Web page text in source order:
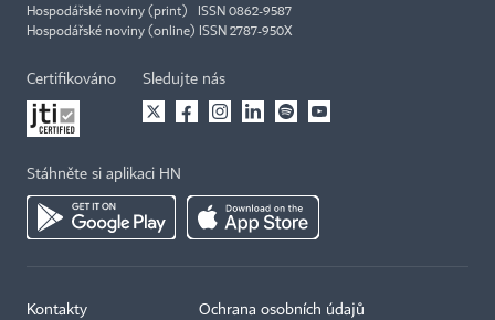
Hospodářské noviny (print) ISSN 0862-9587
Hospodářské noviny (online) ISSN 2787-950X
Certifikováno Sledujte nás
Stáhněte si aplikaci HN
Kontakty Ochrana osobních údajů